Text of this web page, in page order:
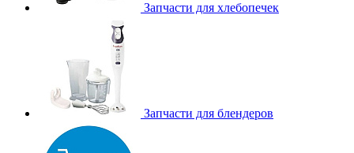
Запчасти для хлебопечек
Запчасти для блендеров